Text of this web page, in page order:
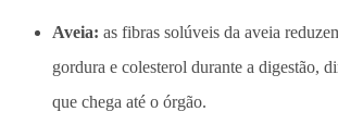
Aveia: as fibras solúveis da aveia
gordura e colesterol durante a digestão,
que chega até o órgão.